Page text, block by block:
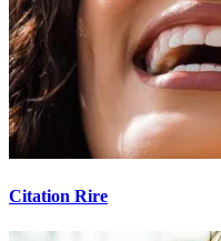
Citation Rire